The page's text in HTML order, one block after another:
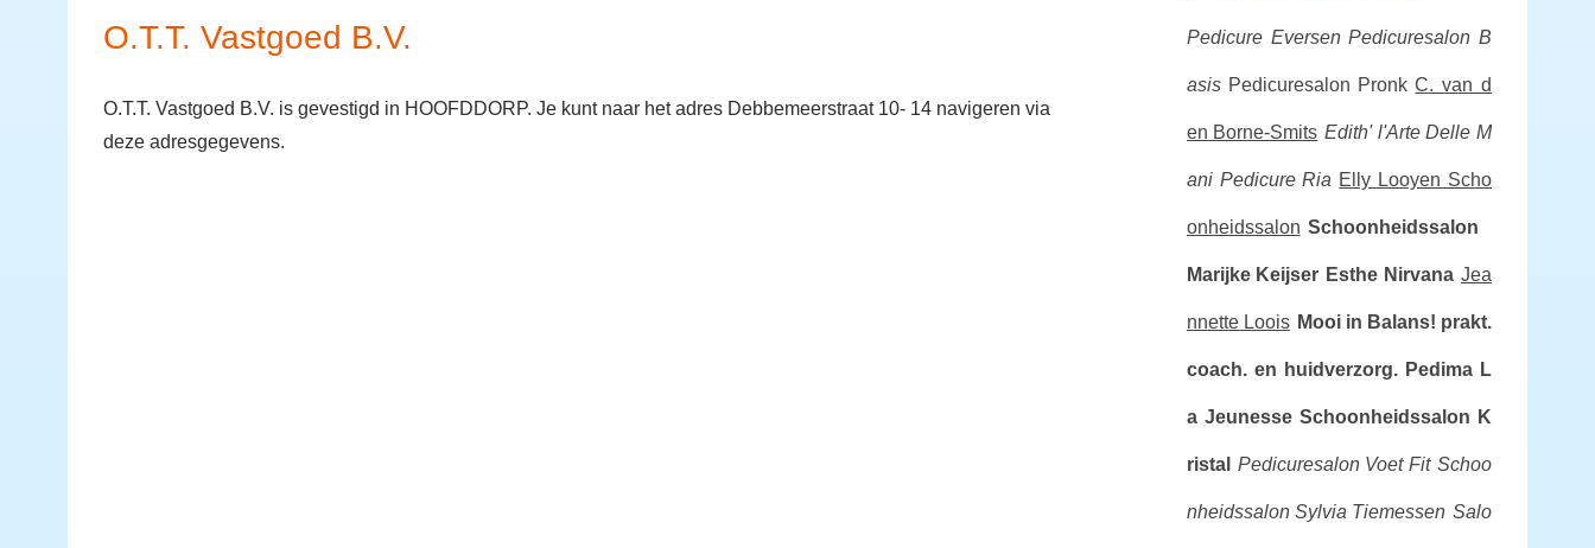
O.T.T. Vastgoed B.V.
O.T.T. Vastgoed B.V. is gevestigd in HOOFDDORP. Je kunt naar het adres Debbemeerstraat 10- 14 navigeren via
deze adresgegevens.
Pedicure Eversen Pedicuresalon B
asis Pedicuresalon Pronk C. van d
en Borne-Smits Edith' l'Arte Delle M
ani Pedicure Ria Elly Looyen Scho
onheidssalon Schoonheidssalon
Marijke Keijser Esthe Nirvana Jea
nnette Loois Mooi in Balans! prakt.
coach. en huidverzorg. Pedima L
a Jeunesse Schoonheidssalon K
ristal Pedicuresalon Voet Fit Schoo
nheidssalon Sylvia Tiemessen Salo